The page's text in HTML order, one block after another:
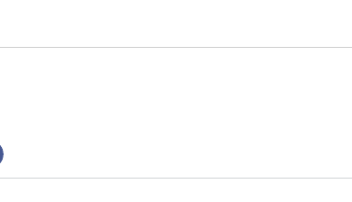
근 천종산삼 9뿌리 발견…감정가 1.3억원
나섰다 실종 60대, 닷새 만에 숨진 채 발견
상서 모터보트 전복…1명 사망·1명 실종
수색·성접대 논란 사과…쇄신의 기회로 삼겠다"
·성접대 논란' 축구협회 "실망과 걱정 안겨드려 죄